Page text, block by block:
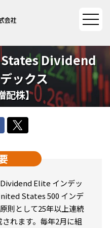
Dividend
ックス
配株】
Elite インデッ
States 500 インデ
則として25年以上連続
れます。毎年2⽉に組